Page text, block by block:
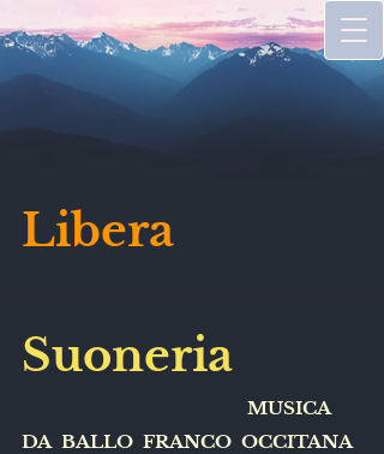
Libera
Suoneria
MUSICA
DA BALLO FRANCO OCCITANA